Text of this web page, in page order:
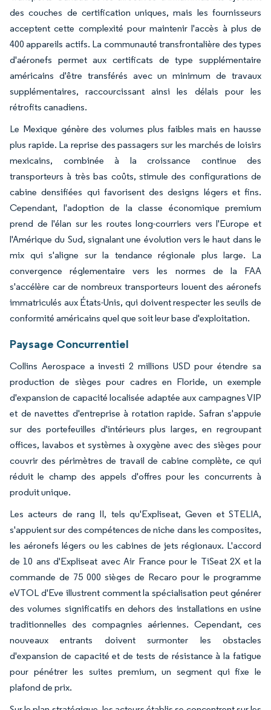
des couches de certification uniques, mais les fournisseurs
acceptent cette complexité pour maintenir l'accès à plus de
400 appareils actifs. La communauté transfrontalière des types
d'aéronefs permet aux certificats de type supplémentaire
américains d'être transférés avec un minimum de travaux
supplémentaires, raccourcissant ainsi les délais pour les
rétrofits canadiens.
Le Mexique génère des volumes plus faibles mais en hausse
plus rapide. La reprise des passagers sur les marchés de loisirs
mexicains, combinée à la croissance continue des
transporteurs à très bas coûts, stimule des configurations de
cabine densifiées qui favorisent des designs légers et fins.
Cependant, l'adoption de la classe économique premium
prend de l'élan sur les routes long-courriers vers l'Europe et
l'Amérique du Sud, signalant une évolution vers le haut dans le
mix qui s'aligne sur la tendance régionale plus large. La
convergence réglementaire vers les normes de la FAA
s'accélère car de nombreux transporteurs louent des aéronefs
immatriculés aux États-Unis, qui doivent respecter les seuils de
conformité américains quel que soit leur base d'exploitation.
Paysage Concurrentiel
Collins Aerospace a investi 2 millions USD pour étendre sa
production de sièges pour cadres en Floride, un exemple
d'expansion de capacité localisée adaptée aux campagnes VIP
et de navettes d'entreprise à rotation rapide. Safran s'appuie
sur des portefeuilles d'intérieurs plus larges, en regroupant
offices, lavabos et systèmes à oxygène avec des sièges pour
couvrir des périmètres de travail de cabine complète, ce qui
réduit le champ des appels d'offres pour les concurrents à
produit unique.
Les acteurs de rang II, tels qu'Expliseat, Geven et STELIA,
s'appuient sur des compétences de niche dans les composites,
les aéronefs légers ou les cabines de jets régionaux. L'accord
de 10 ans d'Expliseat avec Air France pour le TiSeat 2X et la
commande de 75 000 sièges de Recaro pour le programme
eVTOL d'Eve illustrent comment la spécialisation peut générer
des volumes significatifs en dehors des installations en usine
traditionnelles des compagnies aériennes. Cependant, ces
nouveaux entrants doivent surmonter les obstacles
d'expansion de capacité et de tests de résistance à la fatigue
pour pénétrer les suites premium, un segment qui fixe le
plafond de prix.